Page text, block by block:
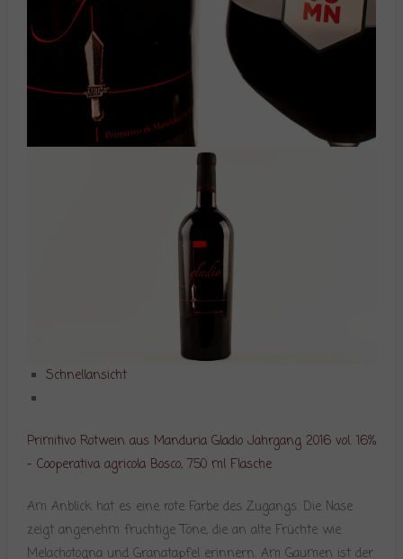
Schnellansicht
Primitivo Rotwein aus Manduria Gladio Jahrgang 2016 vol. 16%
– Cooperativa agricola Bosco, 750 ml Flasche
Am Anblick hat es eine rote Farbe des Zugangs. Die Nase
zeigt angenehm fruchtige Töne, die an alte Früchte wie
Melachotogna und Granatapfel erinnern. Am Gaumen ist der